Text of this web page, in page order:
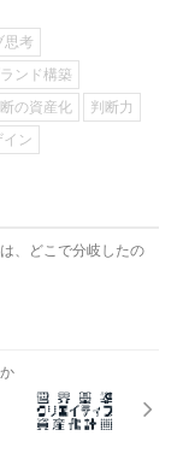
思考
ンド構築
の資産化
判断力
ン
、どこで分岐したの